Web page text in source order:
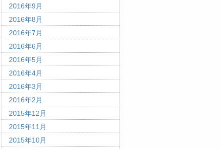
2016年9月
2016年8月
2016年7月
2016年6月
2016年5月
2016年4月
2016年3月
2016年2月
2015年12月
2015年11月
2015年10月